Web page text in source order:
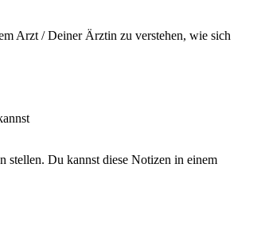
Arzt / Deiner Ärztin zu verstehen, wie sich
stellen. Du kannst diese Notizen in einem